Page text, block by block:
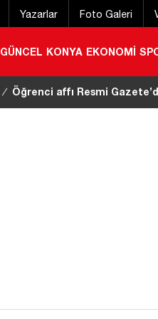
Yazarlar Foto Galeri
GÜNCEL KONYA EKONOMİ
/ Konya’da korkutan kaza! İki